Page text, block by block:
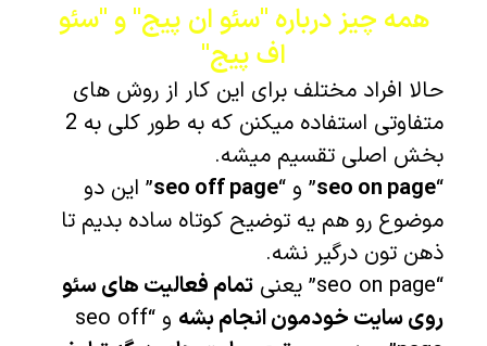
همه چیز درباره "سئو ان پیج" و "سئو
اف پیج"
حالا افراد مختلف برای این کار از روش های
متفاوتی استفاده میکنن که به طور کلی به 2
بخش اصلی تقسیم میشه.
seo on page” و “ seo off page” این دو
موضوع رو هم یه توضیح کوتاه ساده بدیم تا
ذهن تون درگیر نشه.
تمام فعالیت های سئو
روی سایت خودمون انجام بشه
و “seo off